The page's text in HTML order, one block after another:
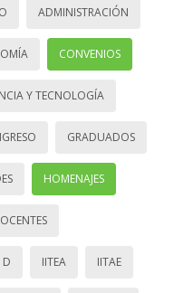
ADMINISTRACIÓN
CONVENIOS
Y TECNOLOGÍA
GRADUADOS
HOMENAJES
D IITEA IITAE